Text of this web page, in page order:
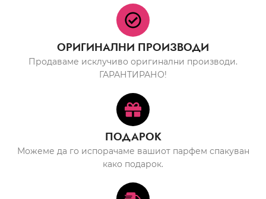
ОРИГИНАЛНИ ПРОИЗВОДИ
Продаваме исклучиво оригинални производи.
ГАРАНТИРАНО!
ПОДАРОК
Можеме да го испорачаме вашиот парфем спакуван
како подарок.